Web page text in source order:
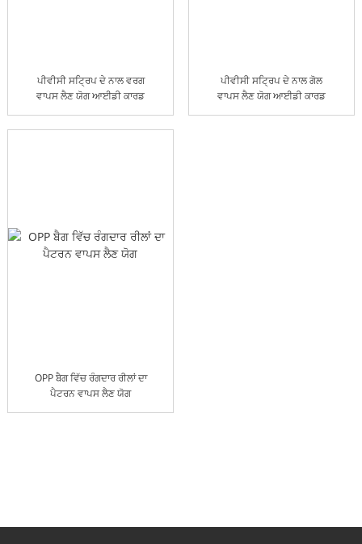
ਪੀਵੀਸੀ ਸਟ੍ਰਿਪ ਦੇ ਨਾਲ ਵਰਗ
ਵਾਪਸ ਲੈਣ ਯੋਗ ਆਈਡੀ ਕਾਰਡ
ਪੀਵੀਸੀ ਸਟ੍ਰਿਪ ਦੇ ਨਾਲ ਗੋਲ
ਵਾਪਸ ਲੈਣ ਯੋਗ ਆਈਡੀ ਕਾਰਡ
OPP ਬੈਗ ਵਿੱਚ ਰੰਗਦਾਰ ਰੀਲਾਂ ਦਾ
ਪੈਟਰਨ ਵਾਪਸ ਲੈਣ ਯੋਗ